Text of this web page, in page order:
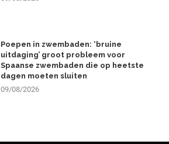
Poepen in zwembaden: ‘bruine
uitdaging’ groot probleem voor
Spaanse zwembaden die op heetste
dagen moeten sluiten
09/08/2026